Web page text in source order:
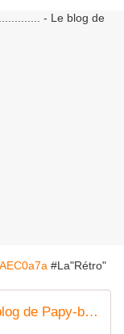
#La"Rétro"
La rétro du lundi................... - Le blog de Papy-bougnat